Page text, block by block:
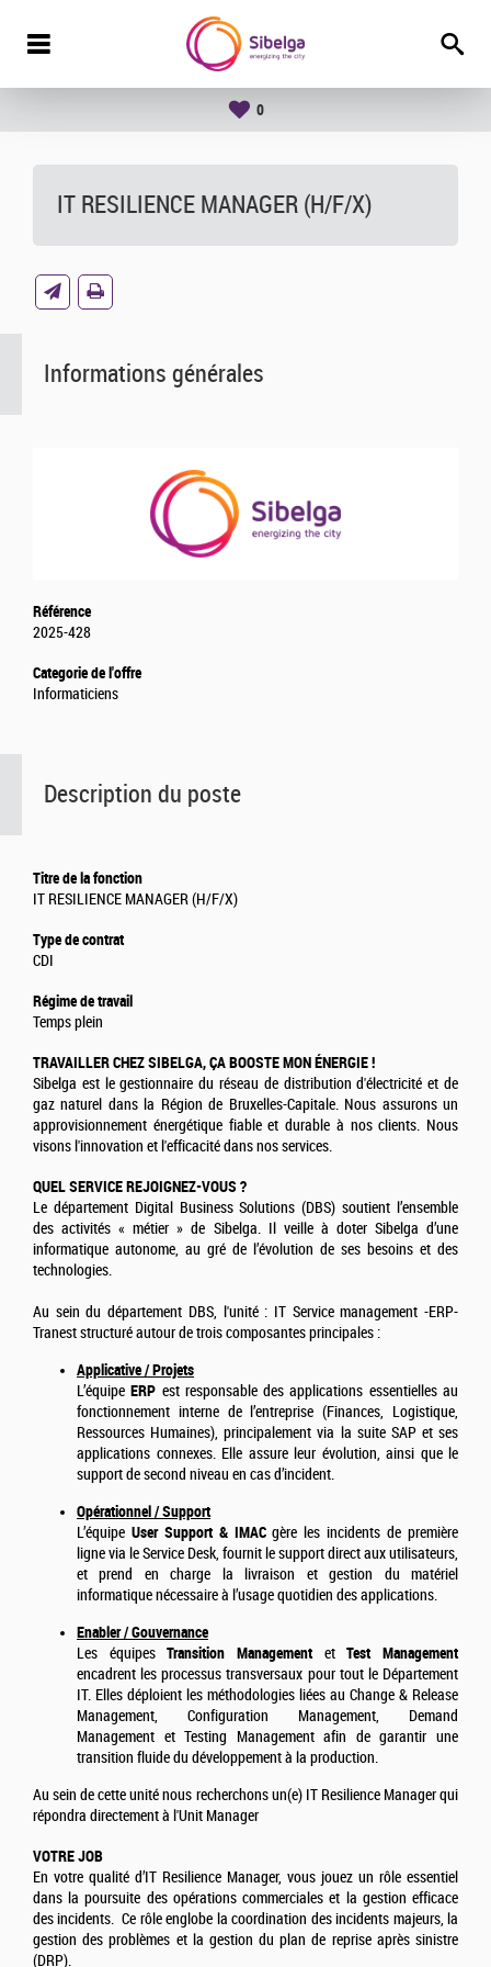
0
IT RESILIENCE MANAGER (H/F/X)
Description du poste
Titre de la fonction
IT RESILIENCE MANAGER (H/F/X)
Type de contrat
CDI
Régime de travail
Temps plein
TRAVAILLER CHEZ SIBELGA, ÇA BOOSTE MON ÉNERGIE !
Sibelga est le gestionnaire du réseau de distribution d'électricité et de
gaz naturel dans la Région de Bruxelles-Capitale. Nous assurons un
approvisionnement énergétique fiable et durable à nos clients. Nous
visons l'innovation et l'efficacité dans nos services.
QUEL SERVICE REJOIGNEZ-VOUS ?
Le département Digital Business Solutions (DBS) soutient l’ensemble
des activités « métier » de Sibelga. Il veille à doter Sibelga d’une
informatique autonome, au gré de l’évolution de ses besoins et des
technologies.
Au sein du département DBS, l'unité : IT Service management -ERP-
Tranest structuré autour de trois composantes principales :
Applicative / Projets
L’équipeERP est responsable des applications essentielles au
fonctionnement interne de l’entreprise (Finances, Logistique,
Ressources Humaines), principalement via la suite SAP et ses
applications connexes. Elle assure leur évolution, ainsi que le
support de second niveau en cas d’incident.
Opérationnel / Support
L’équipe User Support & IMACgère les incidents de première
ligne via le Service Desk, fournit le support direct aux utilisateurs,
et prend en charge la livraison et gestion du matériel
informatique nécessaire à l’usage quotidien des applications.
Enabler / Gouvernance
Les équipesTransition ManagementetTest Management
encadrent les processus transversaux pour tout le Département
IT. Elles déploient les méthodologies liées au Change & Release
Management, Configuration Management, Demand
Management et Testing Management afin de garantir une
transition fluide du développement à la production.
Au sein de cette unité nous recherchons un(e) IT Resilience Manager qui
répondra directement à l'Unit Manager
VOTRE JOB
En votre qualité d’IT Resilience Manager, vous jouez un rôle essentiel
dans la poursuite des opérations commerciales et la gestion efficace
des incidents. Ce rôle englobe la coordination des incidents majeurs, la
gestion des problèmes et la gestion du plan de reprise après sinistre
(DRP).
Informations générales
Référence
2025-428
Categorie de l'offre
Informaticiens